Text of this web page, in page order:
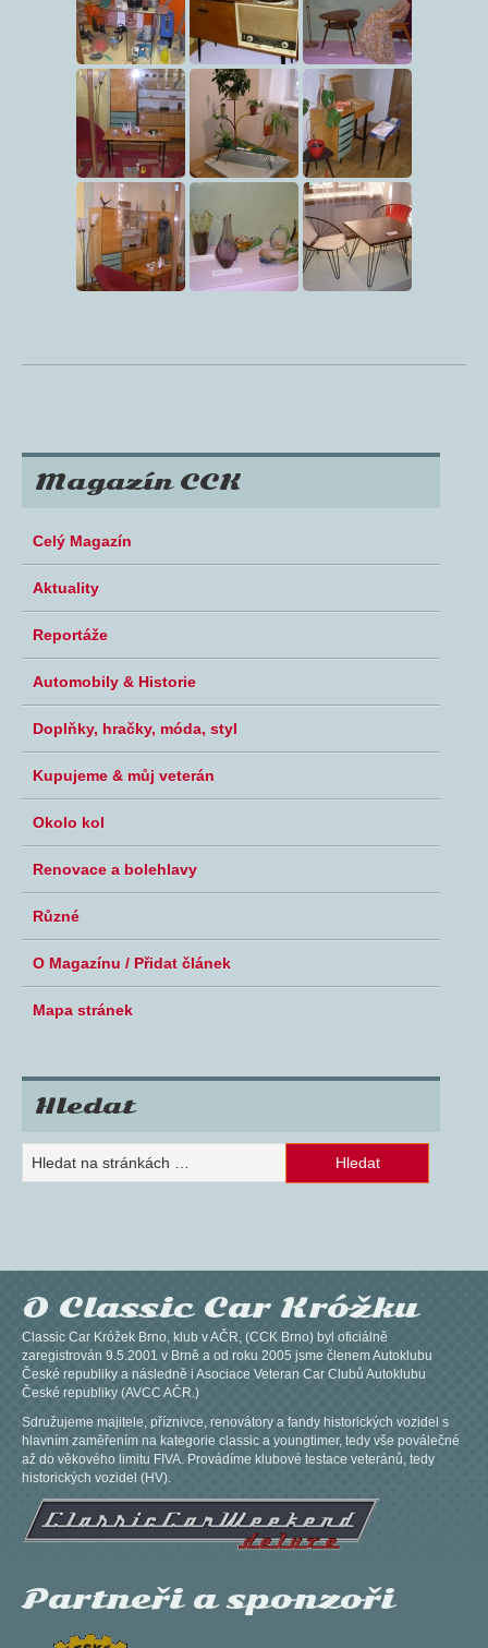
Magazín CCK
Celý Magazín
Aktuality
Reportáže
Automobily & Historie
Doplňky, hračky, móda, styl
Kupujeme & můj veterán
Okolo kol
Renovace a bolehlavy
Různé
O Magazínu / Přidat článek
Mapa stránek
Hledat
O Classic Car Króžku
Classic Car Króžek Brno, klub v AČR, (CCK Brno) byl oficiálně
zaregistrován 9.5.2001 v Brně a od roku 2005 jsme členem Autoklubu
České republiky a následně i Asociace Veteran Car Clubů Autoklubu
České republiky (AVCC AČR.)
Sdružujeme majitele, příznivce, renovátory a fandy historických vozidel s
hlavním zaměřením na kategorie classic a youngtimer, tedy vše poválečné
až do věkového limitu FIVA. Provádíme klubové testace veteránů, tedy
historických vozidel (HV).
Partneři a sponzoři